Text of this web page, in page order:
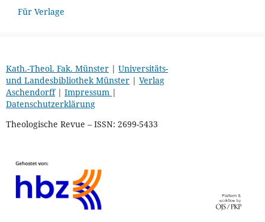
Für Verlage
Kath.-Theol. Fak. Münster| Universitäts-
und Landesbibliothek Münster| Verlag
Aschendorff| Impressum |
Datenschutzerklärung
Theologische Revue – ISSN: 2699-5433